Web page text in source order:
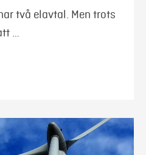
två elavtal. Men trots
…